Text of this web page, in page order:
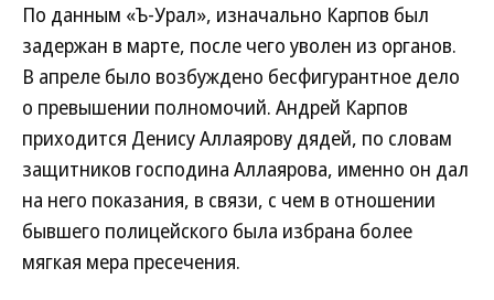
По данным «Ъ-Урал», изначально Карпов был
задержан в марте, после чего уволен из органов.
В апреле было возбуждено бесфигурантное дело
о превышении полномочий. Андрей Карпов
приходится Денису Аллаярову дядей, по словам
защитников господина Аллаярова, именно он дал
на него показания, в связи, с чем в отношении
бывшего полицейского была избрана более
мягкая мера пресечения.